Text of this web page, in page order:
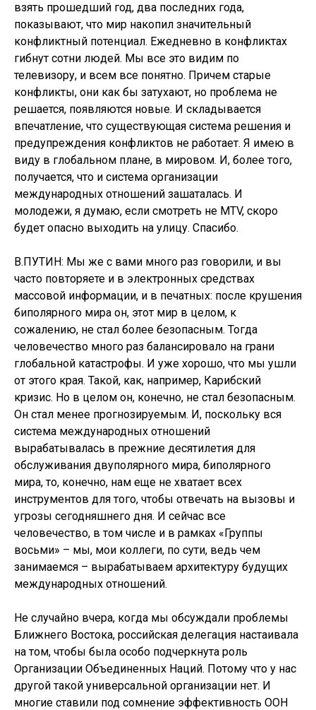
взять прошедший год, два последних года,
показывают, что мир накопил значительный
конфликтный потенциал. Ежедневно в конфликтах
гибнут сотни людей. Мы все это видим по
телевизору, и всем все понятно. Причем старые
конфликты, они как бы затухают, но проблема не
решается, появляются новые. И складывается
впечатление, что существующая система решения и
предупреждения конфликтов не работает. Я имею в
виду в глобальном плане, в мировом. И, более того,
получается, что и система организации
международных отношений зашаталась. И
молодежи, я думаю, если смотреть не MTV, скоро
будет опасно выходить на улицу. Спасибо.
В.ПУТИН: Мы же с вами много раз говорили, и вы
часто повторяете и в электронных средствах
массовой информации, и в печатных: после крушения
биполярного мира он, этот мир в целом, к
сожалению, не стал более безопасным. Тогда
человечество много раз балансировало на грани
глобальной катастрофы. И уже хорошо, что мы ушли
от этого края. Такой, как, например, Карибский
кризис. Но в целом он, конечно, не стал безопасным.
Он стал менее прогнозируемым. И, поскольку вся
система международных отношений
вырабатывалась в прежние десятилетия для
обслуживания двуполярного мира, биполярного
мира, то, конечно, нам еще не хватает всех
инструментов для того, чтобы отвечать на вызовы и
угрозы сегодняшнего дня. И сейчас все
человечество, в том числе и в рамках «Группы
восьми» – мы, мои коллеги, по сути, ведь чем
занимаемся – вырабатываем архитектуру будущих
международных отношений.
Не случайно вчера, когда мы обсуждали проблемы
Ближнего Востока, российская делегация настаивала
на том, чтобы была особо подчеркнута роль
Организации Объединенных Наций. Потому что у нас
другой такой универсальной организации нет. И
многие ставили под сомнение эффективность ООН